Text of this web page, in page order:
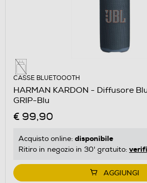
CASSE BLUETOOOTH
HARMAN KARDON - Diffusore
GRIP-Blu
€ 99,90
Acquisto online: disponibile
Ritiro in negozio in 30' gratuito:
AGGIUNGI